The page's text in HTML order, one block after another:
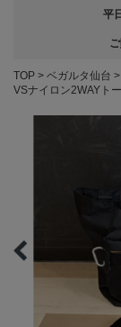
平
TOP ベガルタ仙台
VSナイロン2WAYト